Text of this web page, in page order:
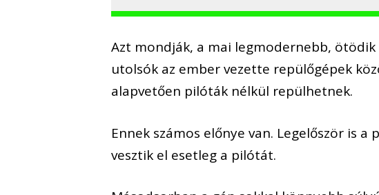
Azt mondják, a mai legmodernebb, ötödik
utolsók az ember vezette repülőgépek
alapvetően pilóták nélkül repülhetnek.
Ennek számos előnye van. Legelőször is
vesztik el esetleg a pilótát.